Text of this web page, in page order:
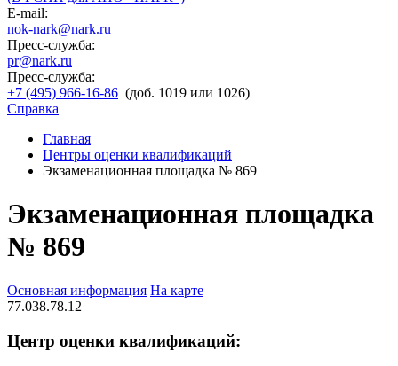
E-mail:
nok-nark@nark.ru
Пресс-служба:
pr@nark.ru
Пресс-служба:
+7 (495) 966-16-86 (доб. 1019 или 1026)
Справка
Главная
Центры оценки квалификаций
Экзаменационная площадка № 869
Экзаменационная площадка
№ 869
Основная информация На карте
77.038.78.12
Центр оценки квалификаций: